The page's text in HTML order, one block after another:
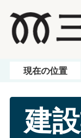
現在の位置
建